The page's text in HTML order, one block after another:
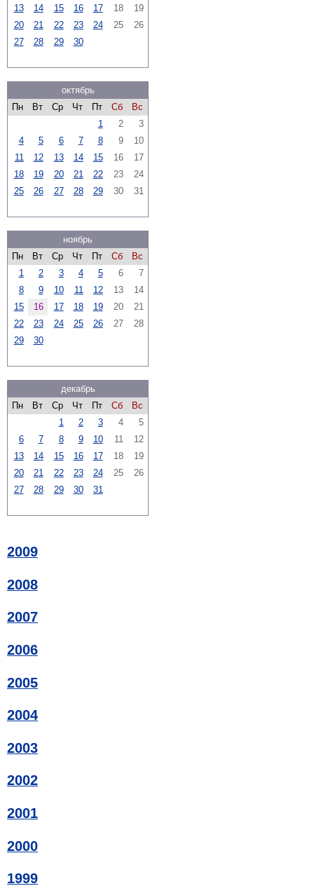
13
14 15 16 17 18
19
20
21 22 23 24 25
26
27
28 29 30
октябрь
Пн
Вт Ср Чт Пт Сб
Вс
1
2
3
4
5 6 7 8 9
10
11
12 13 14 15 16
17
18
19 20 21 22 23
24
25
26 27 28 29 30 31
ноябрь
Пн
Вт Ср Чт Пт Сб
Вс
1
2 3 4 5 6
7
8
9 10 11 12 13
14
15
16 17 18 19 20
21
22
23 24 25 26 27
28
29
30
декабрь
Пн
Вт Ср Чт Пт Сб
Вс
1
2 3 4
5
6
7 8 9 10 11
12
13
14 15 16 17 18
19
20
21 22 23 24 25
26
27
28 29 30 31
2009
2008
2007
2006
2005
2004
2003
2002
2001
2000
1999